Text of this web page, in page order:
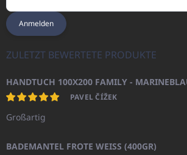
Anmelden
ZULETZT BEWERTETE PRODUKTE
HANDTUCH 100X200 FAMILY -
PAVEL ČÍŽEK
Großartig
BADEMANTEL FROTE WEISS (400GR)